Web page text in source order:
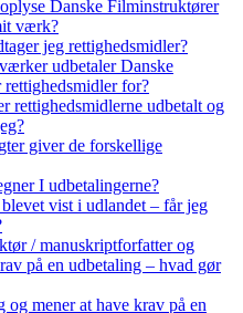
Danske Filminstruktører
værk?
jeg rettighedsmidler?
udbetaler Danske
for?
rettighedsmidlerne udbetalt og
giver de forskellige
I udbetalingerne?
vist i udlandet – får jeg
/ manuskriptforfatter og
på en udbetaling – hvad gør
og mener at have krav på en